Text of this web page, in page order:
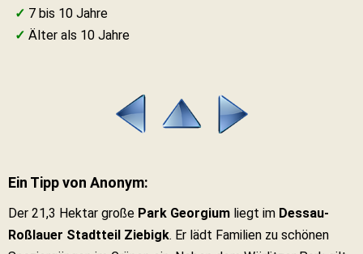
✓ 7 bis 10 Jahre
✓ Älter als 10 Jahre
Ein Tipp von Anonym:
Der 21,3 Hektar große Park Georgium liegt im Dessau-
Roßlauer Stadtteil Ziebigk. Er lädt Familien zu schönen